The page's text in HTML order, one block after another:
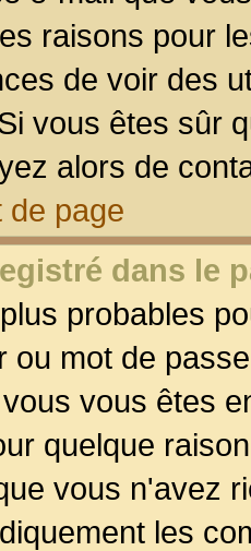
raisons pour
de voir des
vous êtes sûr
alors de
de page
dans le
probables
ou mot de
vous êtes
quelque
vous n'avez
les